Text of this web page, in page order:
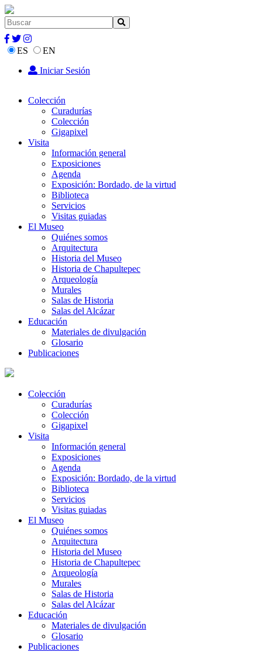
ES
EN
Iniciar Sesión
Colección
Curadurías
Colección
Gigapixel
Visita
Información general
Exposiciones
Agenda
Exposición: Bordado, de la virtud
Biblioteca
Servicios
Visitas guiadas
El Museo
Quiénes somos
Arquitectura
Historia del Museo
Historia de Chapultepec
Arqueología
Murales
Salas de Historia
Salas del Alcázar
Educación
Materiales de divulgación
Glosario
Publicaciones
Colección
Curadurías
Colección
Gigapixel
Visita
Información general
Exposiciones
Agenda
Exposición: Bordado, de la virtud
Biblioteca
Servicios
Visitas guiadas
El Museo
Quiénes somos
Arquitectura
Historia del Museo
Historia de Chapultepec
Arqueología
Murales
Salas de Historia
Salas del Alcázar
Educación
Materiales de divulgación
Glosario
Publicaciones